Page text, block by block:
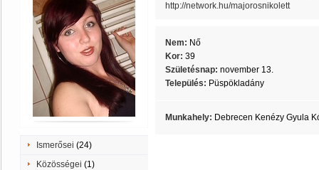
Ismerősei (24)
Közösségei (1)
http://network.hu/majorosnikolett
Nem: Nő
Kor: 39
Születésnap: november 13.
Település: Püspökladány
Munkahely: Debrecen Kenézy Gyula